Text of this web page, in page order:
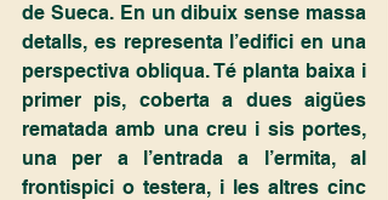
de Sueca. En un dibuix sense massa
detalls, es representa l’edifici en una
perspectiva obliqua. Té planta baixa i
primer pis, coberta a dues aigües
rematada amb una creu i sis portes,
una per a l’entrada a l’ermita, al
frontispici o testera, i les altres cinc